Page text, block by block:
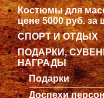
Костюмы для
цене 5000 руб. за
СПОРТ И ОТДЫХ
ПОДАРКИ,
НАГРАДЫ
Подарки
Доспехи